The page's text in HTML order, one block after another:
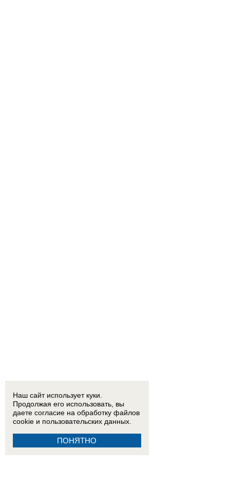
Наш сайт использует куки.
Продолжая его использовать, вы
даете согласие на обработку файлов
cookie и пользовательских данных.
ПОНЯТНО